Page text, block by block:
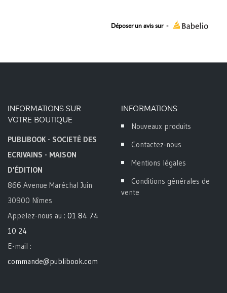
Déposer un avis sur -
INFORMATIONS SUR
VOTRE BOUTIQUE
PUBLIBOOK - SOCIETÉ DES
ECRIVAINS - MAISON
D'ÉDITION
866 Avenue Maréchal Juin
30900 Nîmes
Appelez-nous au : 01 84 74
10 24
E-mail :
commande@publibook.com
INFORMATIONS
Nouveaux produits
Contactez-nous
Mentions légales
Conditions générales de
vente